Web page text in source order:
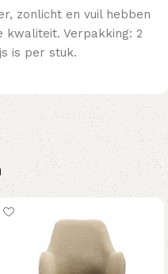
zonlicht en vuil hebben
kwaliteit. Verpakking: 2
is per stuk.